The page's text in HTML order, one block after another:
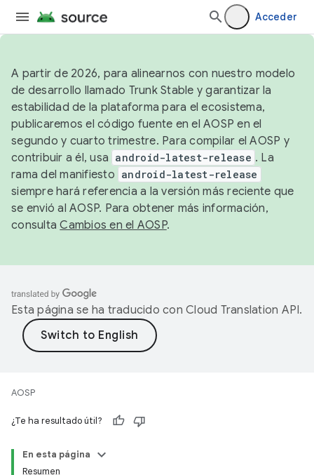
Acceder
A partir de 2026, para alinearnos con nuestro modelo
de desarrollo llamado Trunk Stable y garantizar la
estabilidad de la plataforma para el ecosistema,
publicaremos el código fuente en el AOSP en el
segundo y cuarto trimestre. Para compilar el AOSP y
contribuir a él, usa android-latest-release . La
rama del manifiesto android-latest-release
siempre hará referencia a la versión más reciente que
se envió al AOSP. Para obtener más información,
consultaCambios en el AOSP.
Esta página se ha traducido con Cloud Translation API.
AOSP
¿Te ha resultado útil?
En esta página
Resumen